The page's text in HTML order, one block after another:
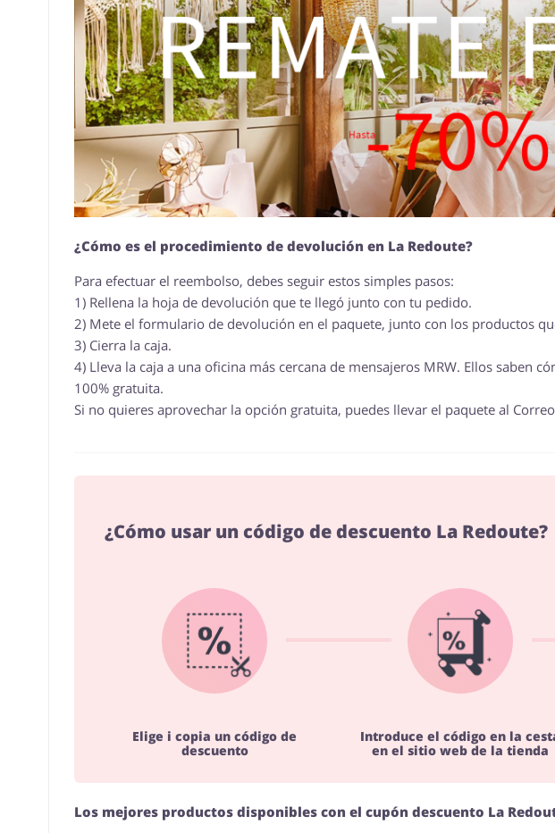
¿Cómo es el procedimiento de devolución en La Redoute?
Para efectuar el reembolso, debes seguir estos simples pasos:
1) Rellena la hoja de devolución que te llegó junto con tu pedido.
2) Mete el formulario de devolución en el paquete, junto con los productos
3) Cierra la caja.
4) Lleva la caja a una oficina más cercana de mensajeros MRW. Ellos saben
100% gratuita.
Si no quieres aprovechar la opción gratuita, puedes llevar el paquete al
¿Cómo usar un código de descuento La Redoute?
Elige i copia un código de
descuento
Introduce el código en la
en el sitio web de la tienda
Los mejores productos disponibles con el cupón descuento La